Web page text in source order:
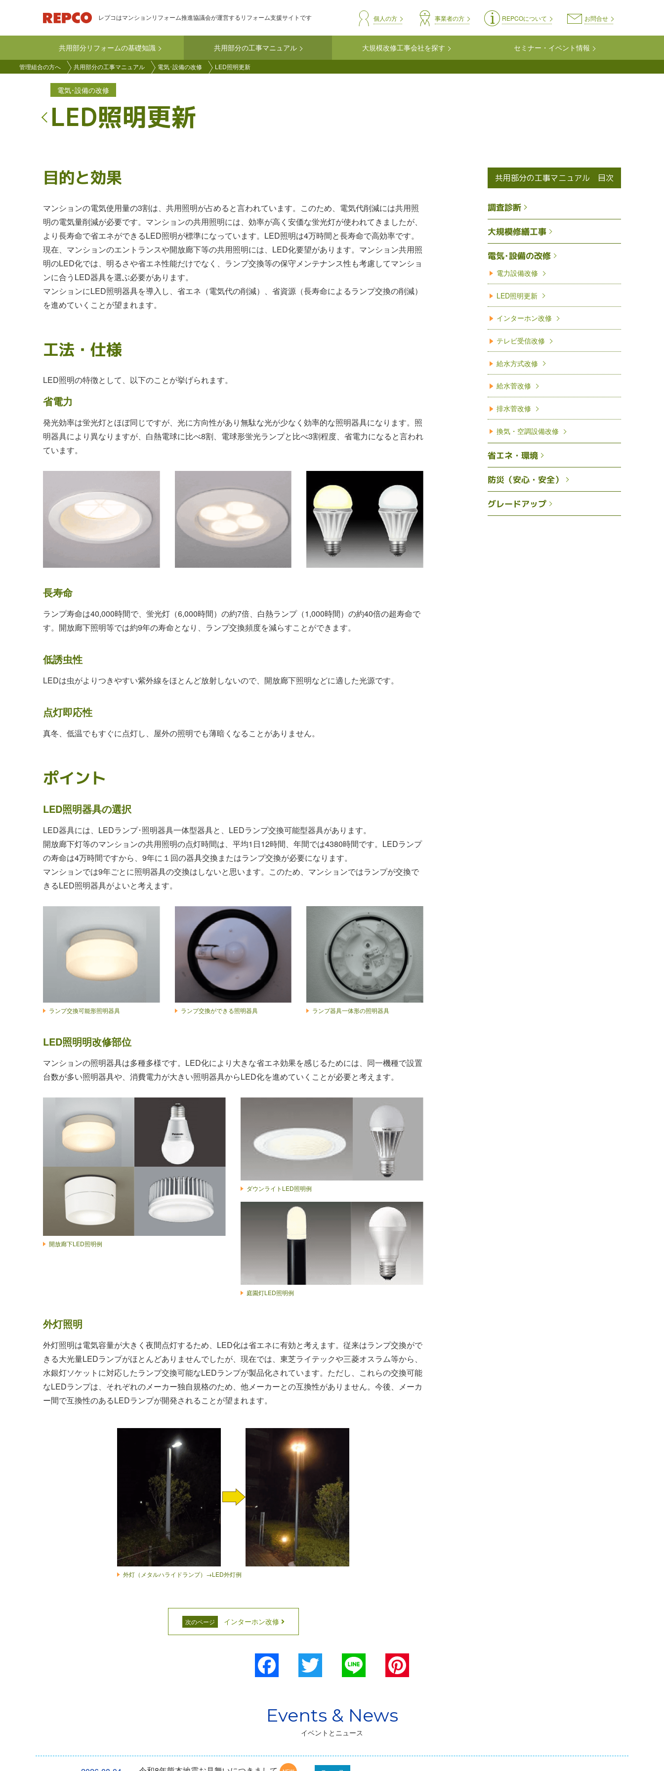
ン
ン
テ
レプコはマンションリフォーム推進協議会が運営するリフォーム支援サイトです header-common-kyoyo お問合せ
REPCOについて
事業者の方
個人の方
main-
kyoyo
共用部分リフォームの基礎知識 共用部分の工事マニュアル 大規模改修工事会社を探す セミナー・イベント情報
管理組合の方へ 共用部分の工事マニュアル 電気･設備の改修 LED照明更新
電気･設備の改修
LED照明更新
目的と効果
マンションの電気使用量の3割は、共用照明が占めると言われています。このため、電気代削減には共用照
明の電気量削減が必要です。マンションの共用照明には、効率が高く安価な蛍光灯が使われてきましたが、
より長寿命で省エネができるLED照明が標準になっています。LED照明は4万時間と長寿命で高効率です。
現在、マンションのエントランスや開放廊下等の共用照明には、LED化要望があります。マンション共用照
明のLED化では、明るさや省エネ性能だけでなく、ランプ交換等の保守メンテナンス性も考慮してマンショ
ンに合うLED器具を選ぶ必要があります。
マンションにLED照明器具を導入し、省エネ（電気代の削減）、省資源（長寿命によるランプ交換の削減）
を進めていくことが望まれます。
工法・仕様
LED照明の特徴として、以下のことが挙げられます。
省電力
発光効率は蛍光灯とほぼ同じですが、光に方向性があり無駄な光が少なく効率的な照明器具になります。照
明器具により異なりますが、白熱電球に比べ8割、電球形蛍光ランプと比べ3割程度、省電力になると言われ
ています。
長寿命
ランプ寿命は40,000時間で、蛍光灯（6,000時間）の約7倍、白熱ランプ（1,000時間）の約40倍の超寿命で
す。開放廊下照明等では約9年の寿命となり、ランプ交換頻度を減らすことができます。
低誘虫性
LEDは虫がよりつきやすい紫外線をほとんど放射しないので、開放廊下照明などに適した光源です。
点灯即応性
真冬、低温でもすぐに点灯し、屋外の照明でも薄暗くなることがありません。
ポイント
LED照明器具の選択
LED器具には、LEDランプ･照明器具一体型器具と、LEDランプ交換可能型器具があります。
開放廊下灯等のマンションの共用照明の点灯時間は、平均1日12時間、年間では4380時間です。LEDランプ
の寿命は4万時間ですから、9年に１回の器具交換またはランプ交換が必要になります。
マンションでは9年ごとに照明器具の交換はしないと思います。このため、マンションではランプが交換で
きるLED照明器具がよいと考えます。
ランプ交換可能形照明器具 ランプ交換ができる照明器具 ランプ器具一体形の照明器具
LED照明明改修部位
マンションの照明器具は多種多様です。LED化により大きな省エネ効果を感じるためには、同一機種で設置
台数が多い照明器具や、消費電力が大きい照明器具からLED化を進めていくことが必要と考えます。
開放廊下LED照明例
ダウンライトLED照明例
庭園灯LED照明例
外灯照明
外灯照明は電気容量が大きく夜間点灯するため、LED化は省エネに有効と考えます。従来はランプ交換がで
きる大光量LEDランプがほとんどありませんでしたが、現在では、東芝ライテックや三菱オスラム等から、
水銀灯ソケットに対応したランプ交換可能なLEDランプが製品化されています。ただし、これらの交換可能
なLEDランプは、それぞれのメーカー独自規格のため、他メーカーとの互換性がありません。今後、メーカ
ー間で互換性のあるLEDランプが開発されることが望まれます。
外灯（メタルハライドランプ）→LED外灯例
次のページ インターホン改修
共用部分の工事マニュアル 目次
調査診断
大規模修繕工事
電気･設備の改修
電力設備改修
LED照明更新
インターホン改修
テレビ受信改修
給水方式改修
給水菅改修
排水菅改修
換気・空調設備改修
省エネ・環境
防災（安心・安全）
グレードアップ
Facebook
イベントとニュース